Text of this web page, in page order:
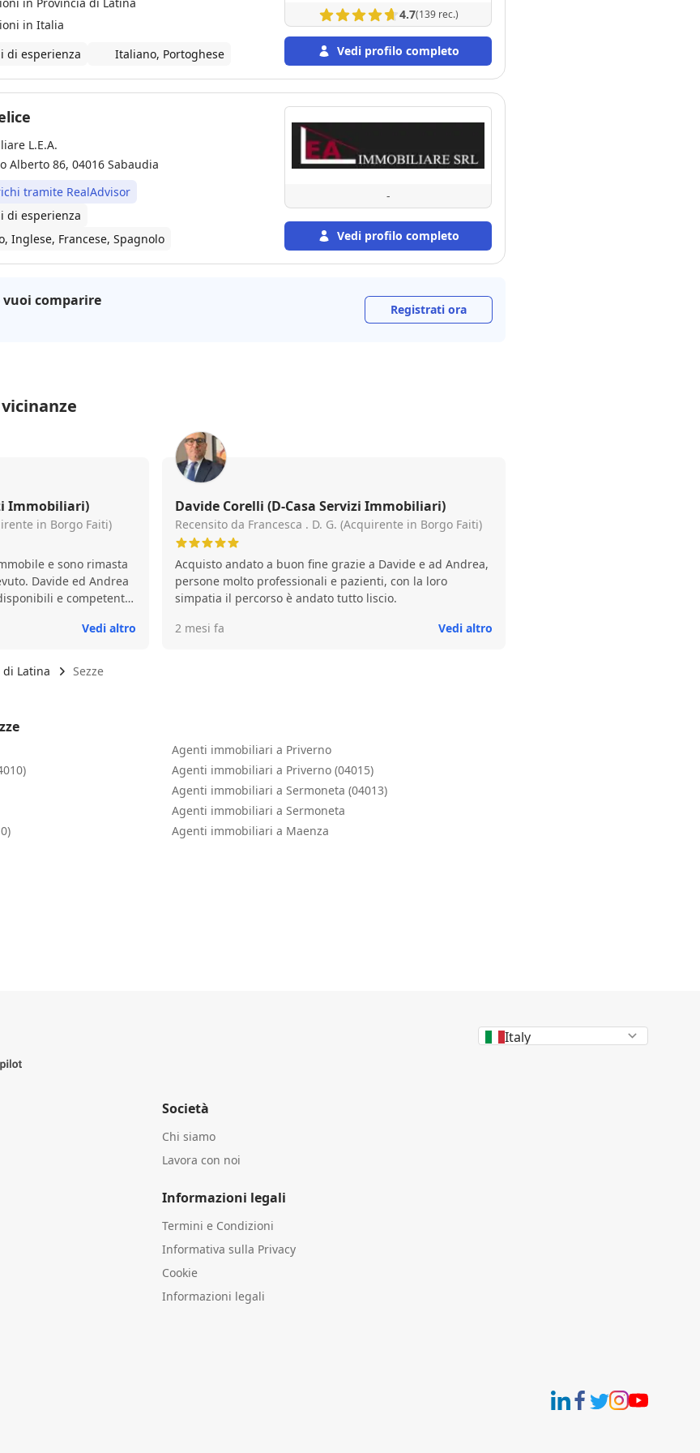
in Italia
di esperienza
Italiano, Portoghese
4.7(139 rec.)
Vedi profilo completo
L.E.A.
Alberto 86, 04016 Sabaudia
tramite RealAdvisor
di esperienza
Inglese, Francese, Spagnolo
-
Vedi profilo completo
comparire
Registrati ora
Immobiliari)
in Borgo Faiti)
e sono rimasta
Davide ed Andrea
e competenti
la chiarezza nelle
delle pratiche
migliore dei modi
Vedi altro
Davide Corelli (D-Casa Servizi Immobiliari)
Recensito da Francesca . D. G. (Acquirente in Borgo Faiti)
Acquisto andato a buon fine grazie a Davide e ad Andrea,
persone molto professionali e pazienti, con la loro
simpatia il percorso è andato tutto liscio.
2 mesi fa
Vedi altro
di Latina Sezze
Agenti immobiliari a Priverno
Agenti immobiliari a Priverno (04015)
Agenti immobiliari a Sermoneta (04013)
Agenti immobiliari a Sermoneta
Agenti immobiliari a Maenza
Italy
Società
Chi siamo
Lavora con noi
Informazioni legali
Termini e Condizioni
Informativa sulla Privacy
Cookie
Informazioni legali